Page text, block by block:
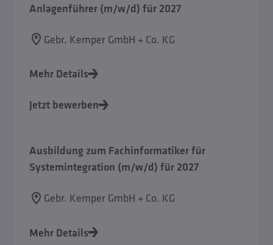
Anlagenführer (m/w/d) für 2027
Gebr. Kemper GmbH + Co. KG
Mehr Details
Jetzt bewerben
Ausbildung zum Fachinformatiker für
Systemintegration (m/w/d) für 2027
Gebr. Kemper GmbH + Co. KG
Mehr Details